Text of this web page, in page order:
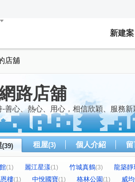
新建案
店舖
路店舖
-善心、熱心、用心，相信欣穎、服務新
(39) 租屋(3) 個人介紹
(1) 麗江星漾(1) 竹城真鶴(3)
龍築靜
樓(1) 中悅國寶(1) 格林公園(1)
威